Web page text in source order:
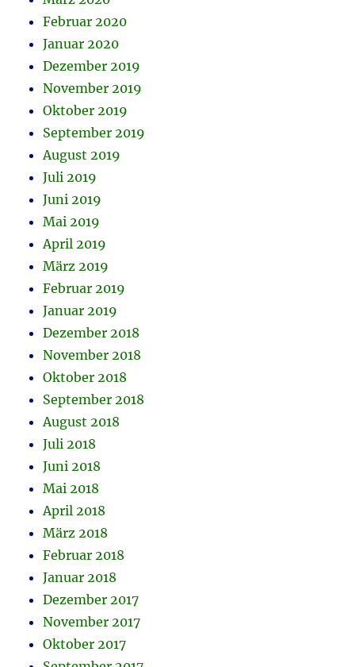
Februar 2020
Januar 2020
Dezember 2019
November 2019
Oktober 2019
September 2019
August 2019
Juli 2019
Juni 2019
Mai 2019
April 2019
März 2019
Februar 2019
Januar 2019
Dezember 2018
November 2018
Oktober 2018
September 2018
August 2018
Juli 2018
Juni 2018
Mai 2018
April 2018
März 2018
Februar 2018
Januar 2018
Dezember 2017
November 2017
Oktober 2017